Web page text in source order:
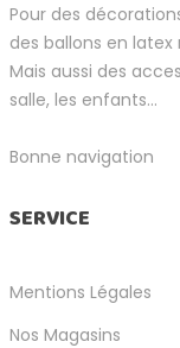
Pour des
des ballons en latex
Mais aussi des
salle, les enfants...
Bonne navigation
SERVICE
Mentions Légales
Nos Magasins